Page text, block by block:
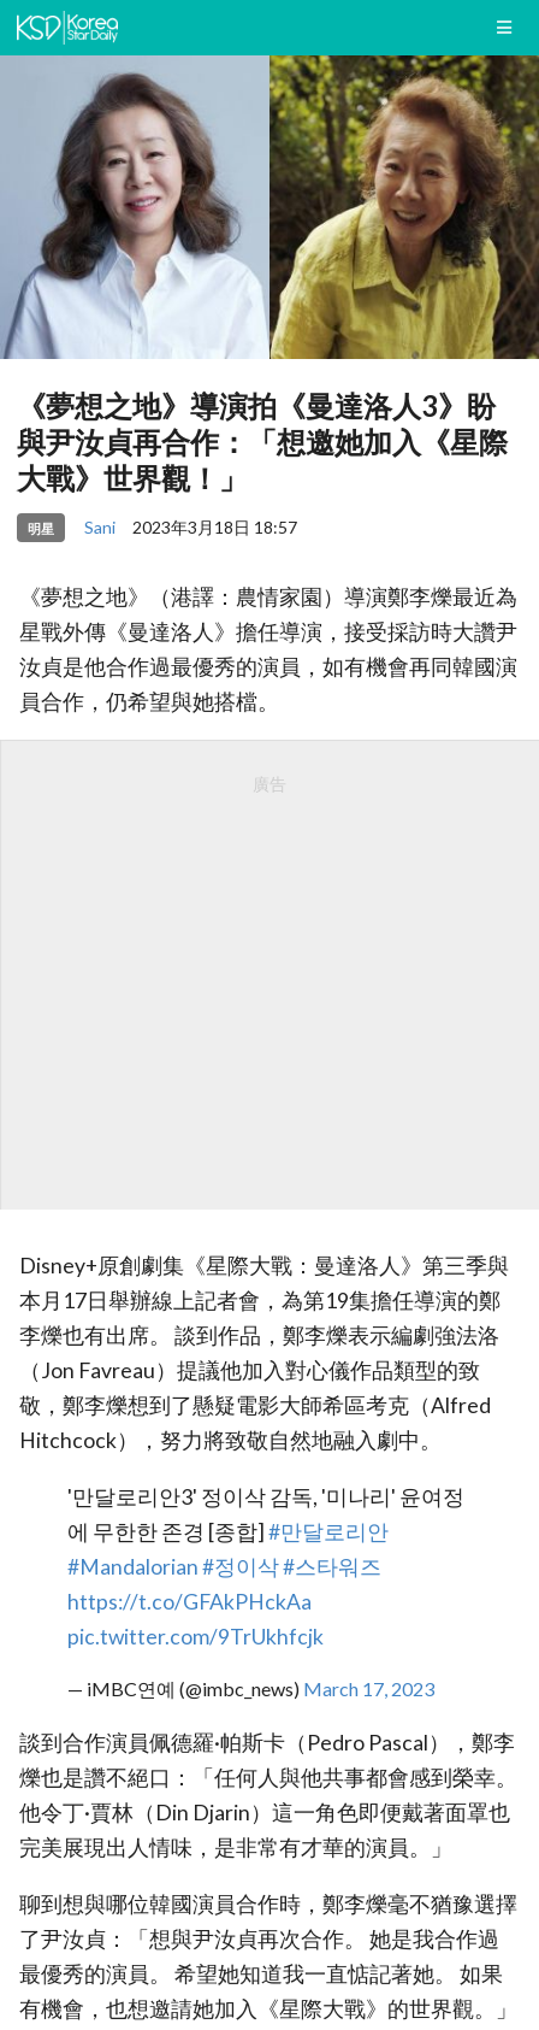
《夢想之地》導演拍《曼達洛人3》盼
與尹汝貞再合作：「想邀她加入《星際
大戰》世界觀！」
明星 Sani 2023年3月18日 18:57
《夢想之地》（港譯：農情家園）導演鄭李爍最近為
星戰外傳《曼達洛人》擔任導演，接受採訪時大讚尹
汝貞是他合作過最優秀的演員，如有機會再同韓國演
員合作，仍希望與她搭檔。
廣告
Disney+原創劇集《星際大戰：曼達洛人》第三季與
本月17日舉辦線上記者會，為第19集擔任導演的鄭
李爍也有出席。 談到作品，鄭李爍表示編劇強法洛
（Jon Favreau）提議他加入對心儀作品類型的致
敬，鄭李爍想到了懸疑電影大師希區考克（Alfred
Hitchcock），努力將致敬自然地融入劇中。
'만달로리안3' 정이삭 감독, '미나리' 윤여정
에 무한한 존경 [종합]#만달로리안
#Mandalorian#정이삭#스타워즈
https://t.co/GFAkPHckAa
pic.twitter.com/9TrUkhfcjk
— iMBC연예 (@imbc_news) March 17, 2023
談到合作演員佩德羅·帕斯卡（Pedro Pascal），鄭李
爍也是讚不絕口：「任何人與他共事都會感到榮幸。
他令丁·賈林（Din Djarin）這一角色即便戴著面罩也
完美展現出人情味，是非常有才華的演員。」
聊到想與哪位韓國演員合作時，鄭李爍毫不猶豫選擇
了尹汝貞：「想與尹汝貞再次合作。 她是我合作過
最優秀的演員。 希望她知道我一直惦記著她。 如果
有機會，也想邀請她加入《星際大戰》的世界觀。」